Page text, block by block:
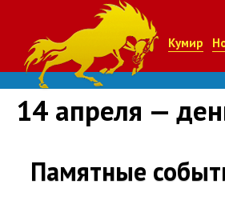
Кумир
14 апреля —
Памятные